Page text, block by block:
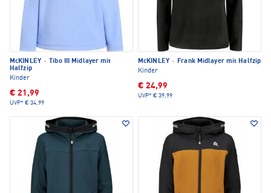
McKINLEY ·
Tibo III Midlayer mit
Halfzip
Kinder
€ 21,99
UVP* € 34,99
McKINLEY · Frank Midlayer mit Halfzip
Kinder
€ 24,99
UVP* € 39,99